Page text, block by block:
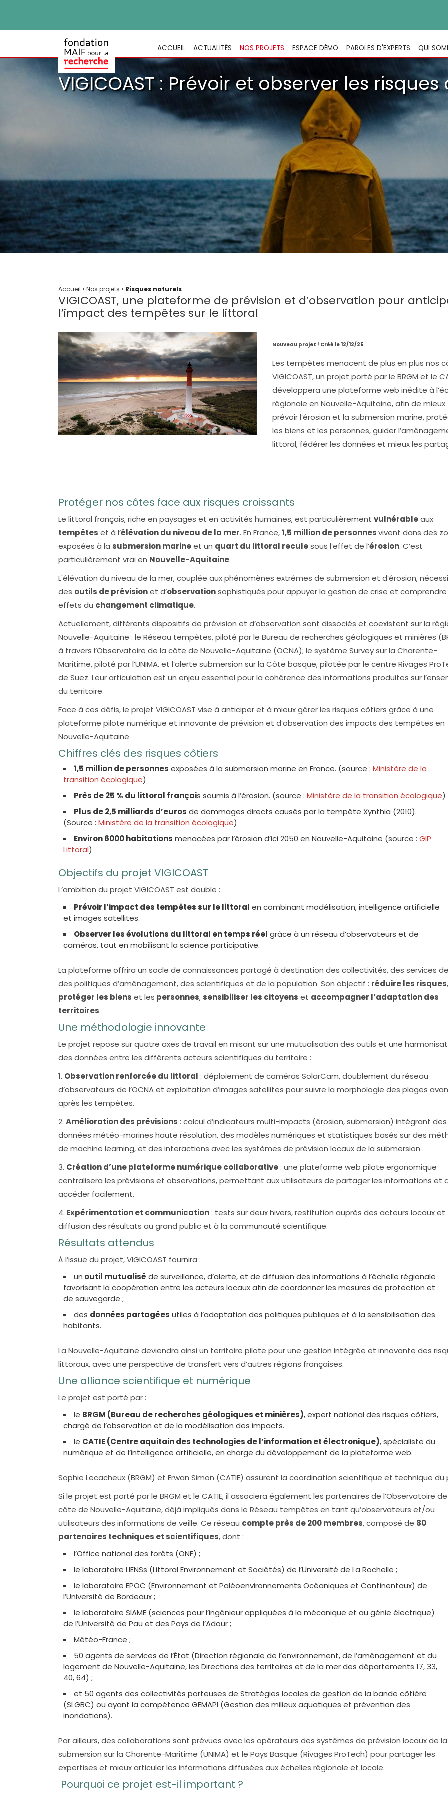
ACCUEIL ACTUALITÉS NOS PROJETS ESPACE DÉMO PAROLES D'EXPERTS QUI
VIGICOAST : Prévoir et observer les
Accueil › Nos projets › Risques naturels
VIGICOAST, une plateforme de prévision et d’observation pour
l’impact des tempêtes sur le littoral
Nouveau projet ! Créé le 12/12/25
Les tempêtes menacent de plus en plus nos
VIGICOAST, un projet porté par le BRGM et le
développera une plateforme web inédite à
régionale en Nouvelle-Aquitaine, afin de mieux
prévoir l’érosion et la submersion marine,
les biens et les personnes, guider
littoral, fédérer les données et mieux les
Protéger nos côtes face aux risques croissants
Le littoral français, riche en paysages et en activités humaines, est particulièrement vulnérableaux
tempêtes et à l’élévation du niveau de la mer. En France,1,5 million de personnesvivent dans des
exposées à la submersion marineet un quart du littoral reculesous l’effet de l’érosion. C’est
particulièrement vrai en Nouvelle-Aquitaine.
L'élévation du niveau de la mer, couplée aux phénomènes extrêmes de submersion et d’érosion,
des outils de prévisionet d’observationsophistiqués pour appuyer la gestion de crise et comprendre
effets du changement climatique.
Actuellement, différents dispositifs de prévision et d’observation sont dissociés et coexistent sur la
Nouvelle-Aquitaine : le Réseau tempêtes, piloté par le Bureau de recherches géologiques et minières
à travers l’Observatoire de la côte de Nouvelle-Aquitaine (OCNA); le système Survey sur la Charente-
Maritime, piloté par l’UNIMA, et l’alerte submersion sur la Côte basque, pilotée par le centre Rivages
de Suez. Leur articulation est un enjeu essentiel pour la cohérence des informations produites sur
du territoire.
Face à ces défis, le projet VIGICOAST vise à anticiper et à mieux gérer les risques côtiers grâce à une
plateforme pilote numérique et innovante de prévision et d’observation des impacts des tempêtes en
Nouvelle-Aquitaine
Chiffres clés des risques côtiers
1,5 million de personnes exposées à la submersion marine en France. (source : Ministère de la
transition écologique)
Près de 25 % du littoral français soumis à l’érosion. (source : Ministère de la transition écologique)
Plus de 2,5 milliards d’euros de dommages directs causés par la tempête Xynthia (2010).
(Source : Ministère de la transition écologique)
Environ 6000 habitations menacées par l’érosion d’ici 2050 en Nouvelle-Aquitaine (source : GIP
Littoral)
Objectifs du projet VIGICOAST
L’ambition du projet VIGICOAST est double :
Prévoir l’impact des tempêtes sur le littoral en combinant modélisation, intelligence artificielle
et images satellites.
Observer les évolutions du littoral en temps réel grâce à un réseau d’observateurs et de
caméras, tout en mobilisant la science participative.
La plateforme offrira un socle de connaissances partagé à destination des collectivités, des services de
des politiques d’aménagement, des scientifiques et de la population. Son objectif : réduire les risques,
protéger les biens et les personnes, sensibiliser les citoyens et accompagner l’adaptation des
territoires.
Une méthodologie innovante
Le projet repose sur quatre axes de travail en misant sur une mutualisation des outils et une
des données entre les différents acteurs scientifiques du territoire :
1. Observation renforcée du littoral : déploiement de caméras SolarCam, doublement du réseau
d’observateurs de l’OCNA et exploitation d’images satellites pour suivre la morphologie des plages
après les tempêtes.
2. Amélioration des prévisions : calcul d’indicateurs multi-impacts (érosion, submersion) intégrant des
données météo-marines haute résolution, des modèles numériques et statistiques basés sur des
de machine learning, et des interactions avec les systèmes de prévision locaux de la submersion
3. Création d’une plateforme numérique collaborative: une plateforme web pilote ergonomique
centralisera les prévisions et observations, permettant aux utilisateurs de partager les informations et
accéder facilement.
4. Expérimentation et communication: tests sur deux hivers, restitution auprès des acteurs locaux et
diffusion des résultats au grand public et à la communauté scientifique.
Résultats attendus
À l’issue du projet, VIGICOAST fournira :
un outil mutualisé de surveillance, d’alerte, et de diffusion des informations à l’échelle régionale
favorisant la coopération entre les acteurs locaux afin de coordonner les mesures de protection et
de sauvegarde ;
des données partagées utiles à l’adaptation des politiques publiques et à la sensibilisation des
habitants.
La Nouvelle-Aquitaine deviendra ainsi un territoire pilote pour une gestion intégrée et innovante des
littoraux, avec une perspective de transfert vers d’autres régions françaises.
Une alliance scientifique et numérique
Le projet est porté par :
le BRGM (Bureau de recherches géologiques et minières), expert national des risques côtiers,
chargé de l’observation et de la modélisation des impacts.
le CATIE (Centre aquitain des technologies de l’information et électronique), spécialiste du
numérique et de l’intelligence artificielle, en charge du développement de la plateforme web.
Sophie Lecacheux (BRGM) et Erwan Simon (CATIE) assurent la coordination scientifique et technique du
Si le projet est porté par le BRGM et le CATIE, il associera également les partenaires de l’Observatoire
côte de Nouvelle-Aquitaine, déjà impliqués dans le Réseau tempêtes en tant qu’observateurs et/ou
utilisateurs des informations de veille. Ce réseau compte près de 200 membres, composé de 80
partenaires techniques et scientifiques, dont :
l’Office national des forêts (ONF) ;
le laboratoire LIENSs (Littoral Environnement et Sociétés) de l’Université de La Rochelle ;
le laboratoire EPOC (Environnement et Paléoenvironnements Océaniques et Continentaux) de
l’Université de Bordeaux ;
le laboratoire SIAME (sciences pour l’ingénieur appliquées à la mécanique et au génie électrique)
de l’Université de Pau et des Pays de l’Adour ;
Météo-France ;
50 agents de services de l’État (Direction régionale de l’environnement, de l’aménagement et du
logement de Nouvelle-Aquitaine, les Directions des territoires et de la mer des départements 17, 33,
40, 64) ;
et 50 agents des collectivités porteuses de Stratégies locales de gestion de la bande côtière
(SLGBC) ou ayant la compétence GEMAPI (Gestion des milieux aquatiques et prévention des
inondations).
Par ailleurs, des collaborations sont prévues avec les opérateurs des systèmes de prévision locaux de la
submersion sur la Charente-Maritime (UNIMA) et le Pays Basque (Rivages ProTech) pour partager les
expertises et mieux articuler les informations diffusées aux échelles régionale et locale.
Pourquoi ce projet est-il important ?